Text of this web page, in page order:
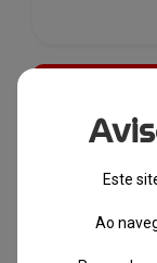
Este
Ao